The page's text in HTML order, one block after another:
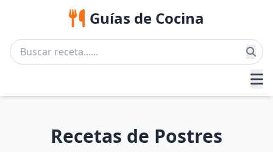
Guías de Cocina
Recetas de Postres